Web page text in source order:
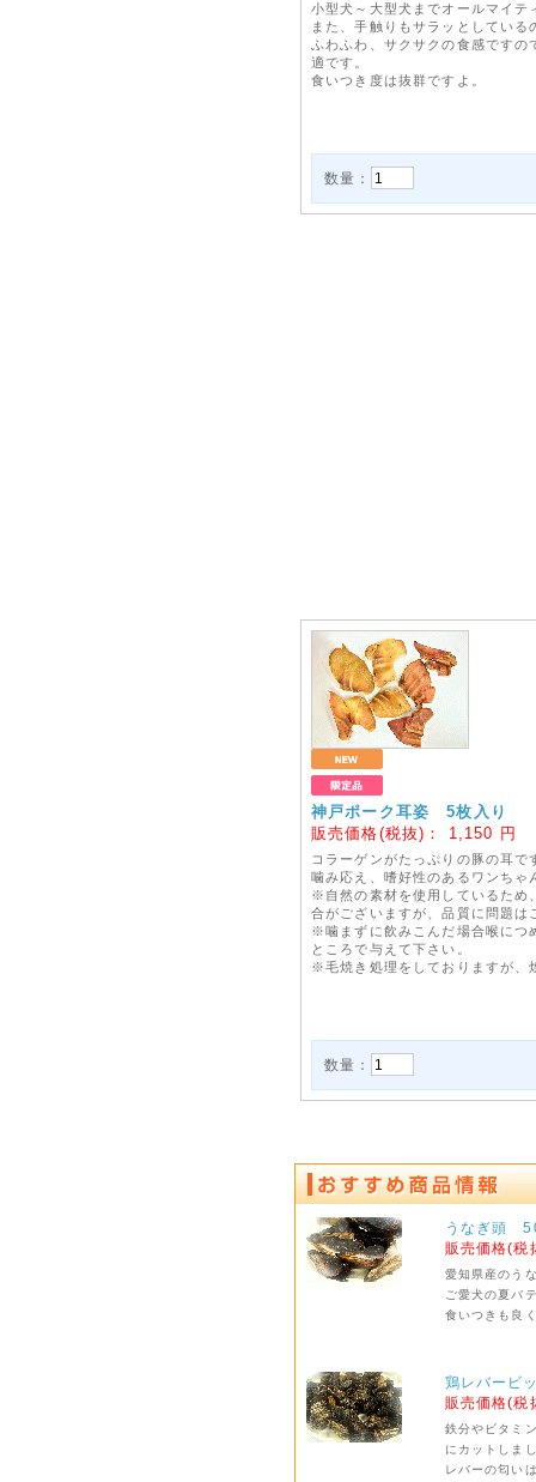
小型犬～大型犬までオールマイテ
また、手触りもサラッとしてい
ふわふわ、サクサクの食感です
適です。
食いつき度は抜群ですよ。
数量：
神戸ポーク耳姿 5枚入り
販売価格(税抜)： 1,150 円
コラーゲンがたっぷりの豚の耳で
噛み応え、嗜好性のあるワンちゃ
※自然の素材を使用しているため
合がございますが、品質に問題は
※噛まずに飲みこんだ場合喉につ
ところで与えて下さい。
※毛焼き処理をしておりますが、
数量：
うなぎ頭
販売価格(
愛知県産のう
ご愛犬の夏バ
食いつきも良
鶏レバービ
販売価格(
鉄分やビタミ
にカットしま
レバーの匂い